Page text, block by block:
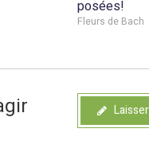
posées!
Fleurs de Bach